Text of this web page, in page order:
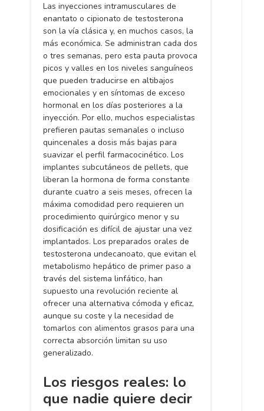
Las inyecciones intramusculares de
enantato o cipionato de testosterona
son la vía clásica y, en muchos casos, la
más económica. Se administran cada dos
o tres semanas, pero esta pauta provoca
picos y valles en los niveles sanguíneos
que pueden traducirse en altibajos
emocionales y en síntomas de exceso
hormonal en los días posteriores a la
inyección. Por ello, muchos especialistas
prefieren pautas semanales o incluso
quincenales a dosis más bajas para
suavizar el perfil farmacocinético. Los
implantes subcutáneos de pellets, que
liberan la hormona de forma constante
durante cuatro a seis meses, ofrecen la
máxima comodidad pero requieren un
procedimiento quirúrgico menor y su
dosificación es difícil de ajustar una vez
implantados. Los preparados orales de
testosterona undecanoato, que evitan el
metabolismo hepático de primer paso a
través del sistema linfático, han
supuesto una revolución reciente al
ofrecer una alternativa cómoda y eficaz,
aunque su coste y la necesidad de
tomarlos con alimentos grasos para una
correcta absorción limitan su uso
generalizado.
Los riesgos reales: lo
que nadie quiere decir